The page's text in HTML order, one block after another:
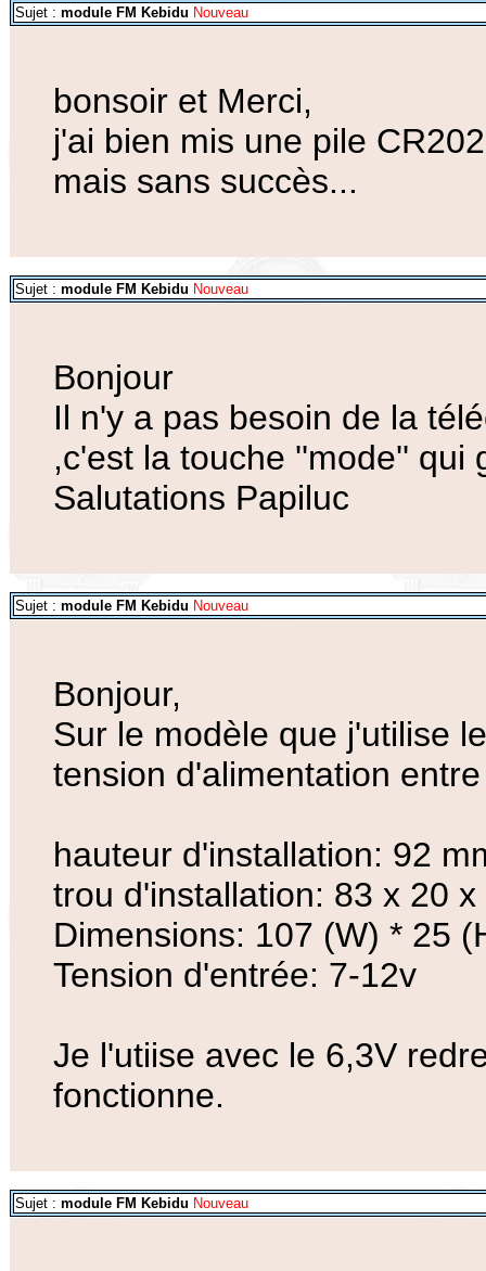
Sujet : module FM Kebidu Nouveau
bonsoir et Merci,
j'ai bien mis une pile
mais sans succès...
Sujet : module FM Kebidu Nouveau
Bonjour
Il n'y a pas besoin de la
,c'est la touche ''mode'' qui
Salutations Papiluc
Sujet : module FM Kebidu Nouveau
Bonjour,
Sur le modèle que j'utilise
tension d'alimentation
hauteur d'installation: 92
trou d'installation: 83 x 20
Dimensions: 107 (W) * 25
Tension d'entrée: 7-12v
Je l'utiise avec le 6,3V
fonctionne.
Sujet : module FM Kebidu Nouveau